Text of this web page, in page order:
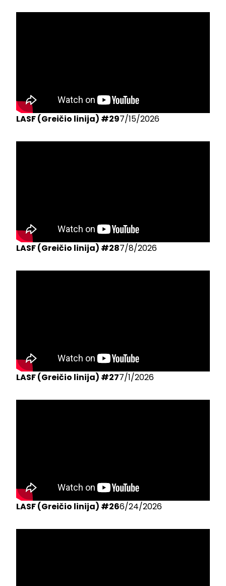
LASF (Greičio linija) #297/15/2026
LASF (Greičio linija) #287/8/2026
LASF (Greičio linija) #277/1/2026
LASF (Greičio linija) #266/24/2026